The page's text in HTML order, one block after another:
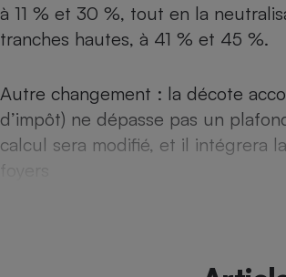
à 11 % et 30 %, tout en la
tranches hautes, à 41 % et 45 %.
Autre changement : la décote
d’impôt) ne dépasse pas un
calcul sera modifié, et il intégrera
foyers